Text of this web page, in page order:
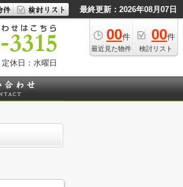
最終更新：2026年08月07日
00件
最近見た物件
00件
検討リスト
定休日：水曜日